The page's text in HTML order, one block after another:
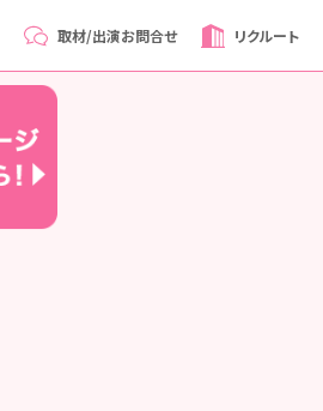
取材/出演お問合せ リクルート